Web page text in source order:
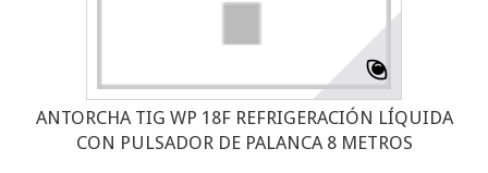
ANTORCHA TIG WP 18F REFRIGERACIÓN LÍQUIDA
CON PULSADOR DE PALANCA 8 METROS